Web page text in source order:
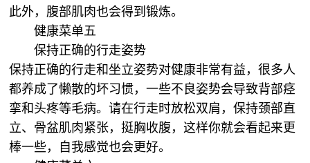
此外，腹部肌肉也会得到锻炼。
健康菜单五
保持正确的行走姿势
保持正确的行走和坐立姿势对健康非常有益，很多人
都养成了懒散的坏习惯，一些不良姿势会导致背部痉
挛和头疼等毛病。请在行走时放松双肩，保持颈部直
立、骨盆肌肉紧张，挺胸收腹，这样你就会看起来更
棒一些，自我感觉也会更好。